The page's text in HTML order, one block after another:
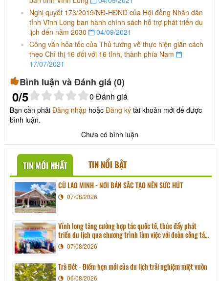
Nghị quyết 173/2019/NĐ-HĐND của Hội đồng Nhân dân
tỉnh Vĩnh Long ban hành chính sách hỗ trợ phát triển du
lịch đến năm 2030
04/09/2021
Công văn hỏa tốc của Thủ tướng về thực hiện giãn cách
theo Chỉ thị 16 đối với 16 tỉnh, thành phía Nam
17/07/2021
Bình luận và Đánh giá (0)
0/5 0 Đánh giá
Bạn cần phải Đăng nhập hoặc Đăng ký tài khoản mới để được
bình luận.
Chưa có bình luận
TIN MỚI NHẤT TIN NỔI BẬT
CÙ LAO MINH - NƠI BẢN SẮC TẠO NÊN SỨC HÚT
07/08/2026
Vĩnh long tăng cường hợp tác quốc tế, thúc đẩy phát
triển du lịch qua chương trình làm việc với đoàn công tác
huyện Sunchang (Hàn quốc)
07/08/2026
Trà Đét - Điểm hẹn mới của du lịch trải nghiệm miệt vườn
06/08/2026